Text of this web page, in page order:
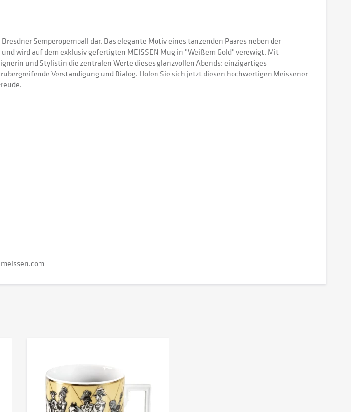
Semperopernball dar. Das elegante Motiv eines tanzenden Paares neben der
wird auf dem exklusiv gefertigten MEISSEN Mug in "Weißem Gold" verewigt. Mit
und Stylistin die zentralen Werte dieses glanzvollen Abends: einzigartiges
Verständigung und Dialog. Holen Sie sich jetzt diesen hochwertigen Meissener